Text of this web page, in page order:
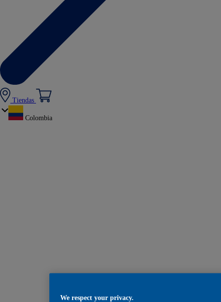
Tiendas
Colombia
We respect your privacy.